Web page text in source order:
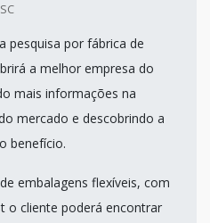
pesquisa por fábrica de
a melhor empresa do
mais informações na
mercado e descobrindo a
benefício.
embalagens flexíveis, com
o cliente poderá encontrar